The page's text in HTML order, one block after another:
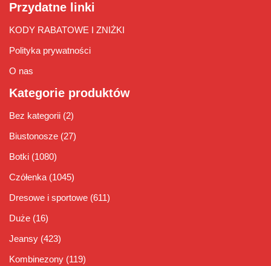
Przydatne linki
KODY RABATOWE I ZNIŻKI
Polityka prywatności
O nas
Kategorie produktów
Bez kategorii (2)
Biustonosze (27)
Botki (1080)
Czółenka (1045)
Dresowe i sportowe (611)
Duże (16)
Jeansy (423)
Kombinezony (119)